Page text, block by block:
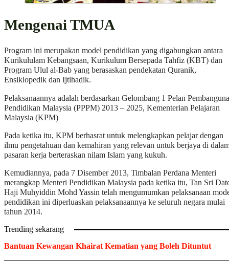
Mengenai TMUA
Program ini merupakan model pendidikan yang digabungkan antara
Kurikululam Kebangsaan, Kurikulum Bersepada Tahfiz (KBT) dan
Program Ulul al-Bab yang berasaskan pendekatan Quranik,
Ensiklopedik dan Ijtihadik.
Pelaksanaannya adalah berdasarkan Gelombang 1 Pelan
Pendidikan Malaysia (PPPM) 2013 – 2025, Kementerian Pelajaran
Malaysia (KPM)
Pada ketika itu, KPM berhasrat untuk melengkapkan pelajar dengan
ilmu pengetahuan dan kemahiran yang relevan untuk berjaya di
pasaran kerja berteraskan nilam Islam yang kukuh.
Kemudiannya, pada 7 Disember 2013, Timbalan Perdana Menteri
merangkap Menteri Pendidikan Malaysia pada ketika itu, Tan Sri
Haji Muhyiddin Mohd Yassin telah mengumumkan pelaksanaan
pendidikan ini diperluaskan pelaksanaannya ke seluruh negara mulai
tahun 2014.
Trending sekarang
Bantuan Kewangan Khairat Kematian yang Boleh Dituntut